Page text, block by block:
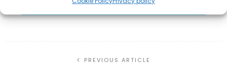
SHARE ON TWITTER
PREVIOUS ARTICLE